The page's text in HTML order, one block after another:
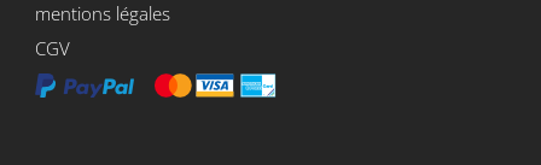
mentions légales
CGV